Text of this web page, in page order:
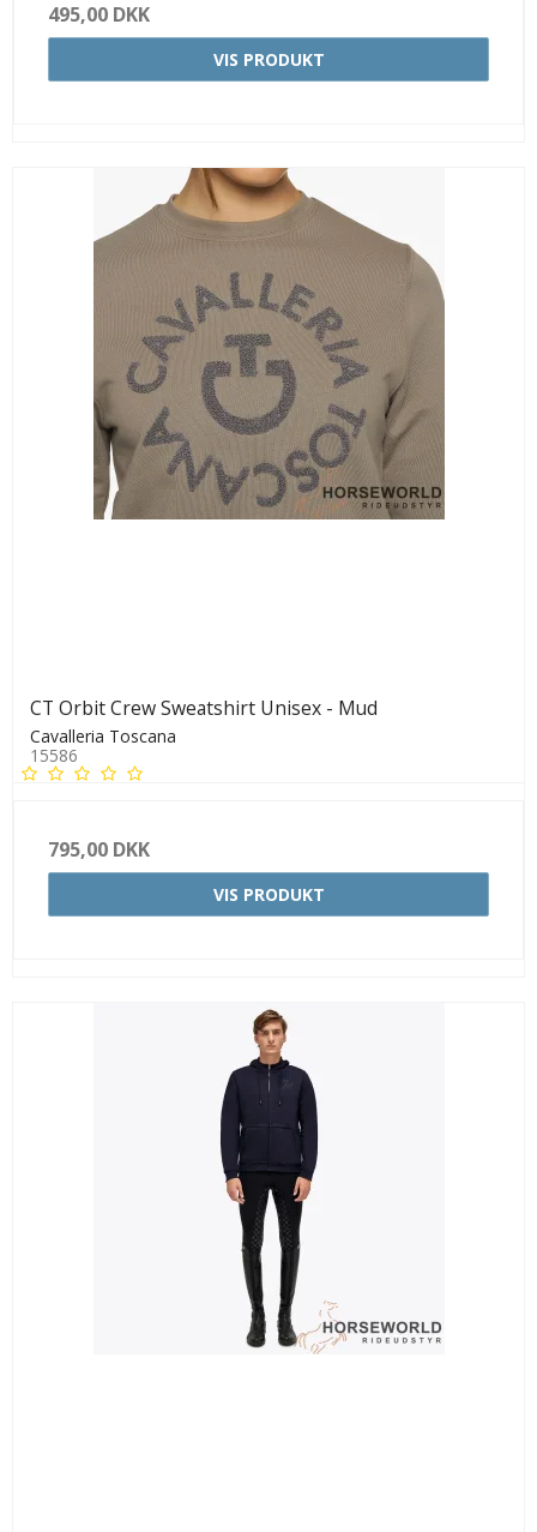
495,00 DKK
VIS PRODUKT
CT Orbit Crew Sweatshirt Unisex - Mud
Cavalleria Toscana
15586
795,00 DKK
VIS PRODUKT